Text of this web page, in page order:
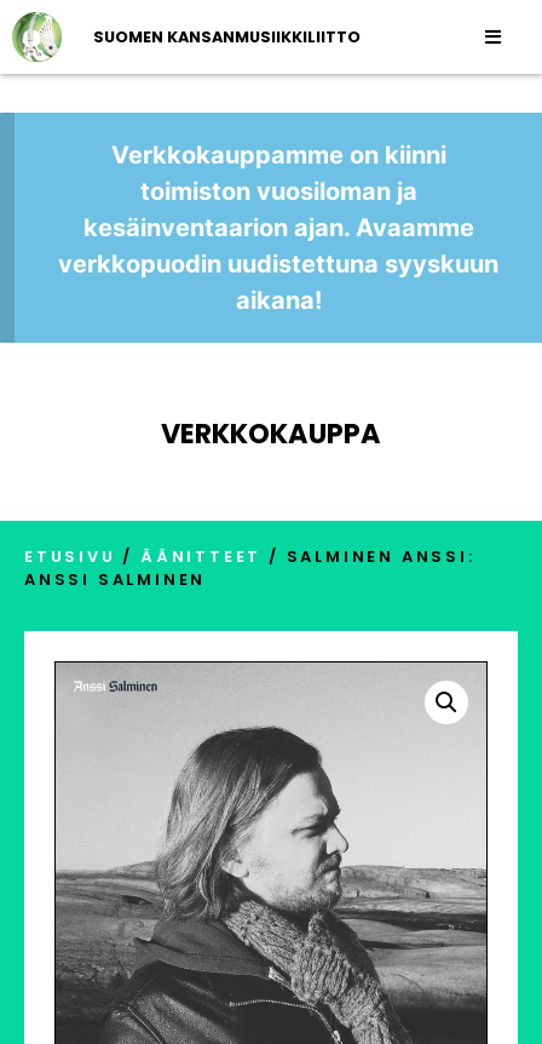
SUOMEN KANSANMUSIIKKILIITTO
Verkkokauppamme on kiinni
toimiston vuosiloman ja
kesäinventaarion ajan. Avaamme
verkkopuodin uudistettuna syyskuun
aikana!
VERKKOKAUPPA
ETUSIVU / ÄÄNITTEET / SALMINEN ANSSI:
ANSSI SALMINEN